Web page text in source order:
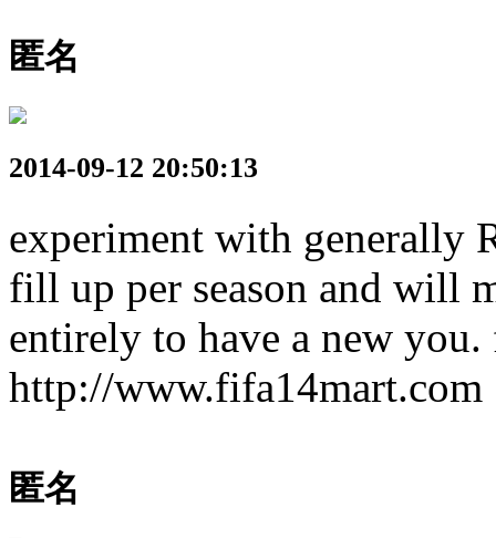
匿名
2014-09-12 20:50:13
experiment with generally
fill up per season and will
entirely to have a new
http://www.fifa14mart.com
匿名